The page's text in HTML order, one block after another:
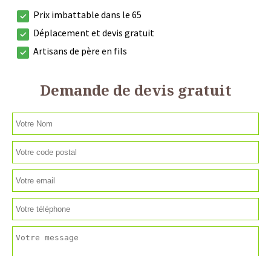
Prix imbattable dans le 65
Déplacement et devis gratuit
Artisans de père en fils
Demande de devis gratuit